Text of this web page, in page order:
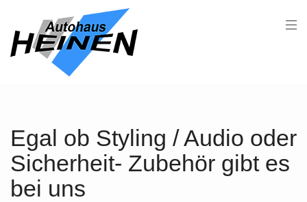
Egal ob Styling / Audio oder
Sicherheit- Zubehör gibt es
bei uns